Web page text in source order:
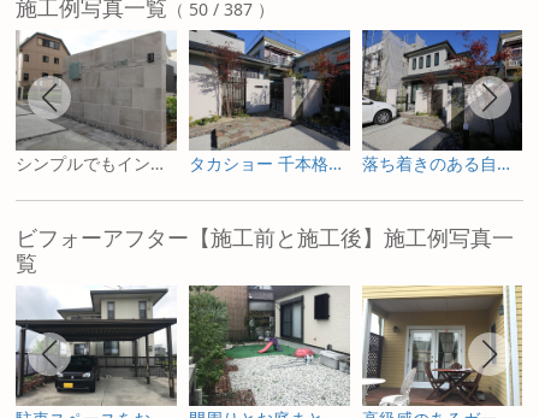
施工例写真一覧 （ 50 / 387 ）
シンプルでもインパクトのある石調タイルの門柱 タカショー 千本格子フェンスと塗り壁の門まわり 落ち着きのある自然石を用いた外構プラン
ビフォーアフター【施工前と施工後】施工例写真一
覧